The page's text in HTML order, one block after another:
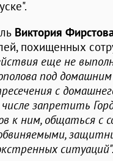
Виктория
похищенных
еще не
под
с
запретить
к ним, общаться с
ситуаций".